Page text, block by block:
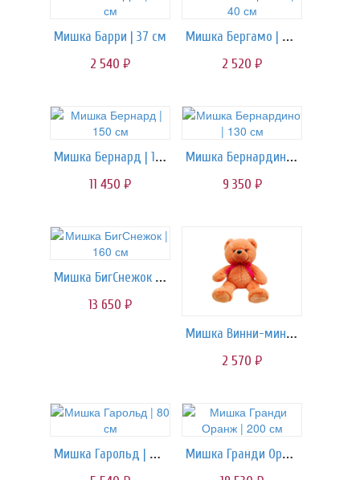
Мишка Барри | 37 см
2 540 руб.
Мишка Бергамо | 40 см
2 520 руб.
Мишка Бернард | 150 см
11 450 руб.
Мишка Бернардино | 130 см
9 350 руб.
Мишка БигСнежок | 160 см
13 650 руб.
Мишка Винни-мини | 40 см
2 570 руб.
Мишка Гарольд | 80 см Мишка Гранди Оранж | 200 см